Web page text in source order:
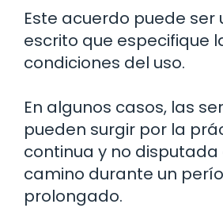
Este acuerdo puede
escrito que especifique
condiciones del uso.
En algunos casos, las
pueden surgir por la
continua y no disputada
camino durante un
prolongado.